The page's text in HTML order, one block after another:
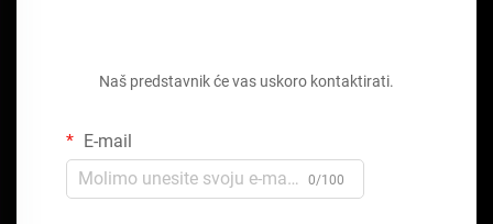
Naš predstavnik će vas uskoro kontaktirati.
E-mail
0/100